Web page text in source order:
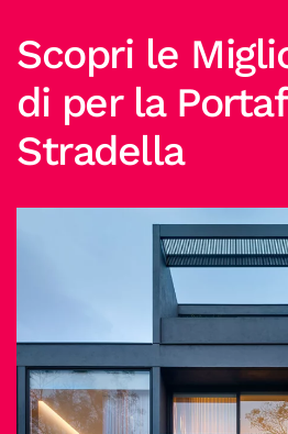
Scopri le
di per la
Stradella